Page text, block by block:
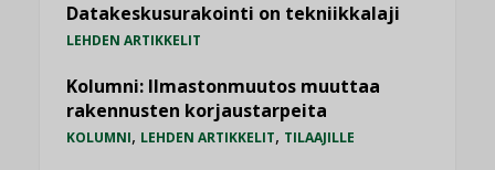
Datakeskusurakointi on tekniikkalaji
LEHDEN ARTIKKELIT
Kolumni: Ilmastonmuutos muuttaa
rakennusten korjaustarpeita
KOLUMNI, LEHDEN ARTIKKELIT, TILAAJILLE